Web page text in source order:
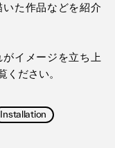
た作品などを紹介
イメージを立ち上
ださい。
Installation